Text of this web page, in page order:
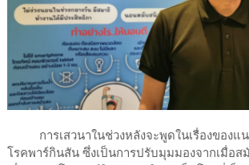
การเสวนาในช่วงหลังจะพูดในเรื่องของแน
โรคพาร์กินสัน ซึ่งเป็นการปรับมุมมองจากเมื่อส